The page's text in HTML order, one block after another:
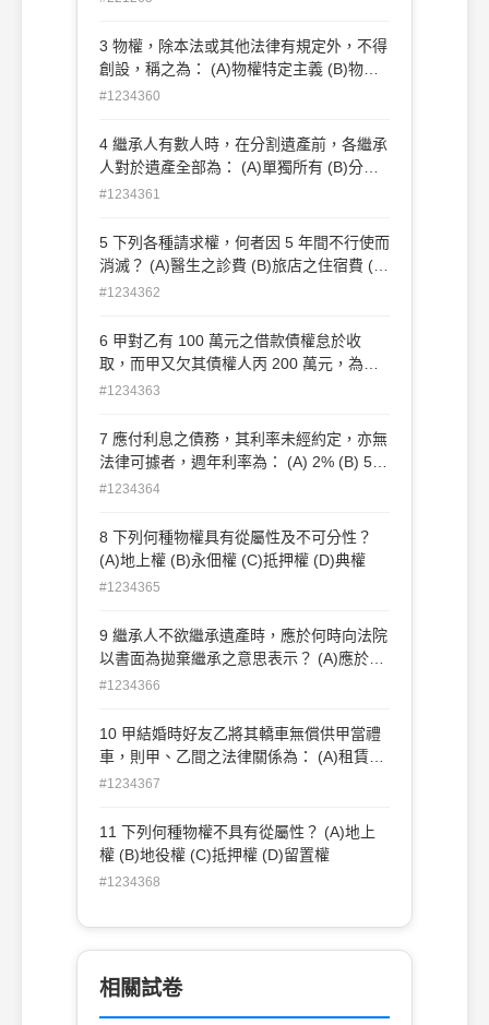
法定孳息
3 物權，除本法或其他法律有規定外，不得
創設，稱之為： (A)物權特定主義 (B)物權
#1234360
4 繼承人有數人時，在分割遺產前，各繼承
人對於遺產全部為： (A)單獨所有 (B)分別
#1234361
5 下列各種請求權，何者因 5 年間不行使而
消滅？ (A)醫生之診費 (B)旅店之住宿費 (C)
#1234362
6 甲對乙有 100 萬元之借款債權怠於收
取，而甲又欠其債權人丙 200 萬元，為使
乙對甲清償，丙得行使： (A)代位權 (B)撤
#1234363
7 應付利息之債務，其利率未經約定，亦無
法律可據者，週年利率為： (A) 2% (B) 5%
#1234364
8 下列何種物權具有從屬性及不可分性？
(A)地上權 (B)永佃權 (C)抵押權 (D)典權
#1234365
9 繼承人不欲繼承遺產時，應於何時向法院
以書面為拋棄繼承之意思表示？ (A)應於知
悉其得繼承開始起 2 個月內 (B)應於繼承開
3 個月內 (D)應於繼承開始起 3 個月內
#1234366
10 甲結婚時好友乙將其轎車無償供甲當禮
車，則甲、乙間之法律關係為： (A)租賃
#1234367
11 下列何種物權不具有從屬性？ (A)地上
權 (B)地役權 (C)抵押權 (D)留置權
#1234368
相關試卷